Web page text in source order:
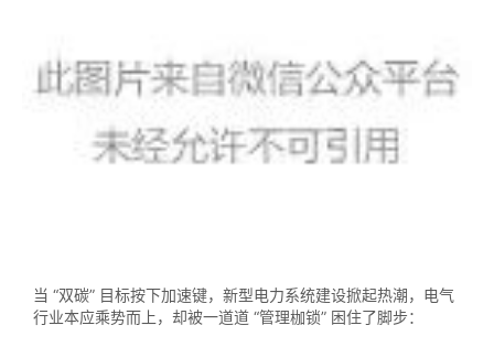
当 “双碳” 目标按下加速键，新型电力系统建设掀起热潮，电气
行业本应乘势而上，却被一道道 “管理枷锁” 困住了脚步：